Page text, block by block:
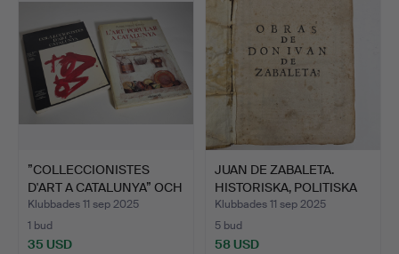
”COLLECCIONISTES
D'ART A CATALUNYA” OCH
”L…
Klubbades 11 sep 2025
1 bud
35 USD
JUAN DE ZABALETA.
HISTORISKA, POLITISKA
OC…
Klubbades 11 sep 2025
5 bud
58 USD